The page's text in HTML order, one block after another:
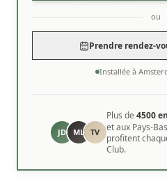
ou
Prendre rendez-
Installée à
JD ML TV
Plus de4500
et aux Pays-
profitent
Club.